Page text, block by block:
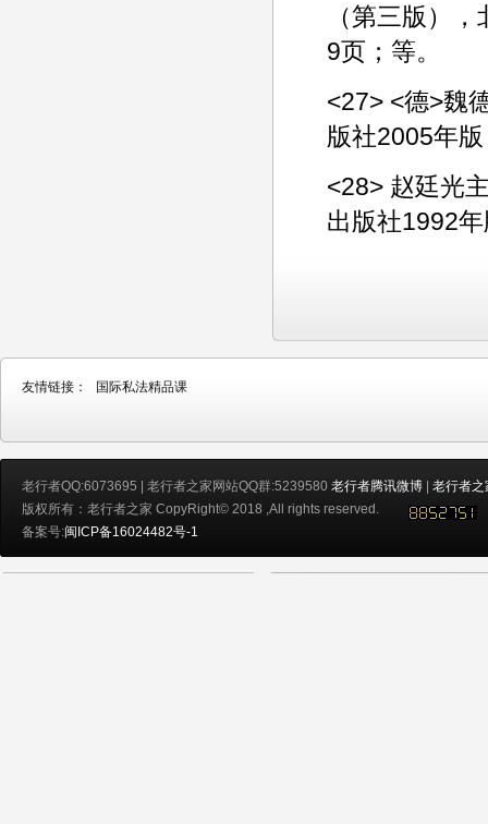
（第三版）
9页；等。
<27> <德>魏
版社2005年
<28> 赵廷光
出版社1992
友情链接： 国际私法精品课
老行者QQ:6073695 | 老行者之家网站QQ群:5239580 老行者腾讯微博 | 老行者之
版权所有：老行者之家 CopyRight© 2018 ,All rights reserved.
备案号:闽ICP备16024482号-1